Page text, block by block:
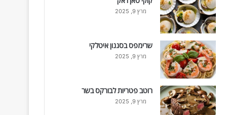
מרץ 9, 2025
שרימפס בסגנון איטלקי
מרץ 9, 2025
רוטב פטריות לבורקס בשר
מרץ 9, 2025